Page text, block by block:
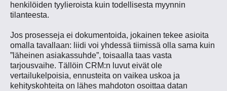
henkilöiden tyylieroista kuin todellisesta myynnin
tilanteesta.
Jos prosesseja ei dokumentoida, jokainen tekee asioita
omalla tavallaan: liidi voi yhdessä tiimissä olla sama kuin
”läheinen asiakassuhde”, toisaalla taas vasta
tarjousvaihe. Tällöin CRM:n luvut eivät ole
vertailukelpoisia, ennusteita on vaikea uskoa ja
kehityskohteita on lähes mahdoton osoittaa datan